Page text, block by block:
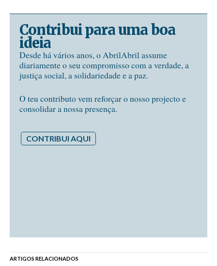
Contribui para uma boa
ideia
Desde há vários anos, o AbrilAbril assume
diariamente o seu compromisso com a verdade, a
justiça social, a solidariedade e a paz.
O teu contributo vem reforçar o nosso projecto e
consolidar a nossa presença.
CONTRIBUI AQUI
ARTIGOS RELACIONADOS